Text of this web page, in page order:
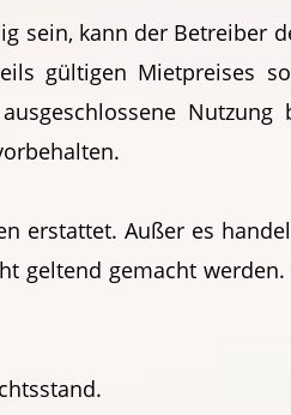
sein, kann der Betreiber
gültigen Mietpreises
Nutzung
erstattet. Außer es
geltend gemacht